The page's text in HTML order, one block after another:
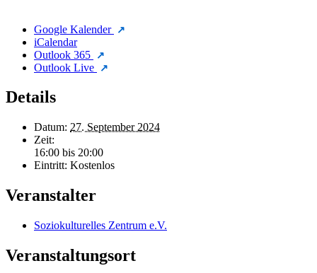
Google Kalender
iCalendar
Outlook 365
Outlook Live
Details
Datum: 27. September 2024
Zeit:
16:00 bis 20:00
Eintritt: Kostenlos
Veranstalter
Soziokulturelles Zentrum e.V.
Veranstaltungsort